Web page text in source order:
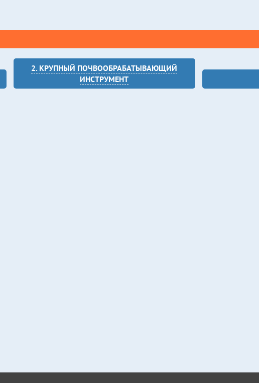
2. КРУПНЫЙ ПОЧВООБРАБАТЫВАЮЩИЙ
ИНСТРУМЕНТ